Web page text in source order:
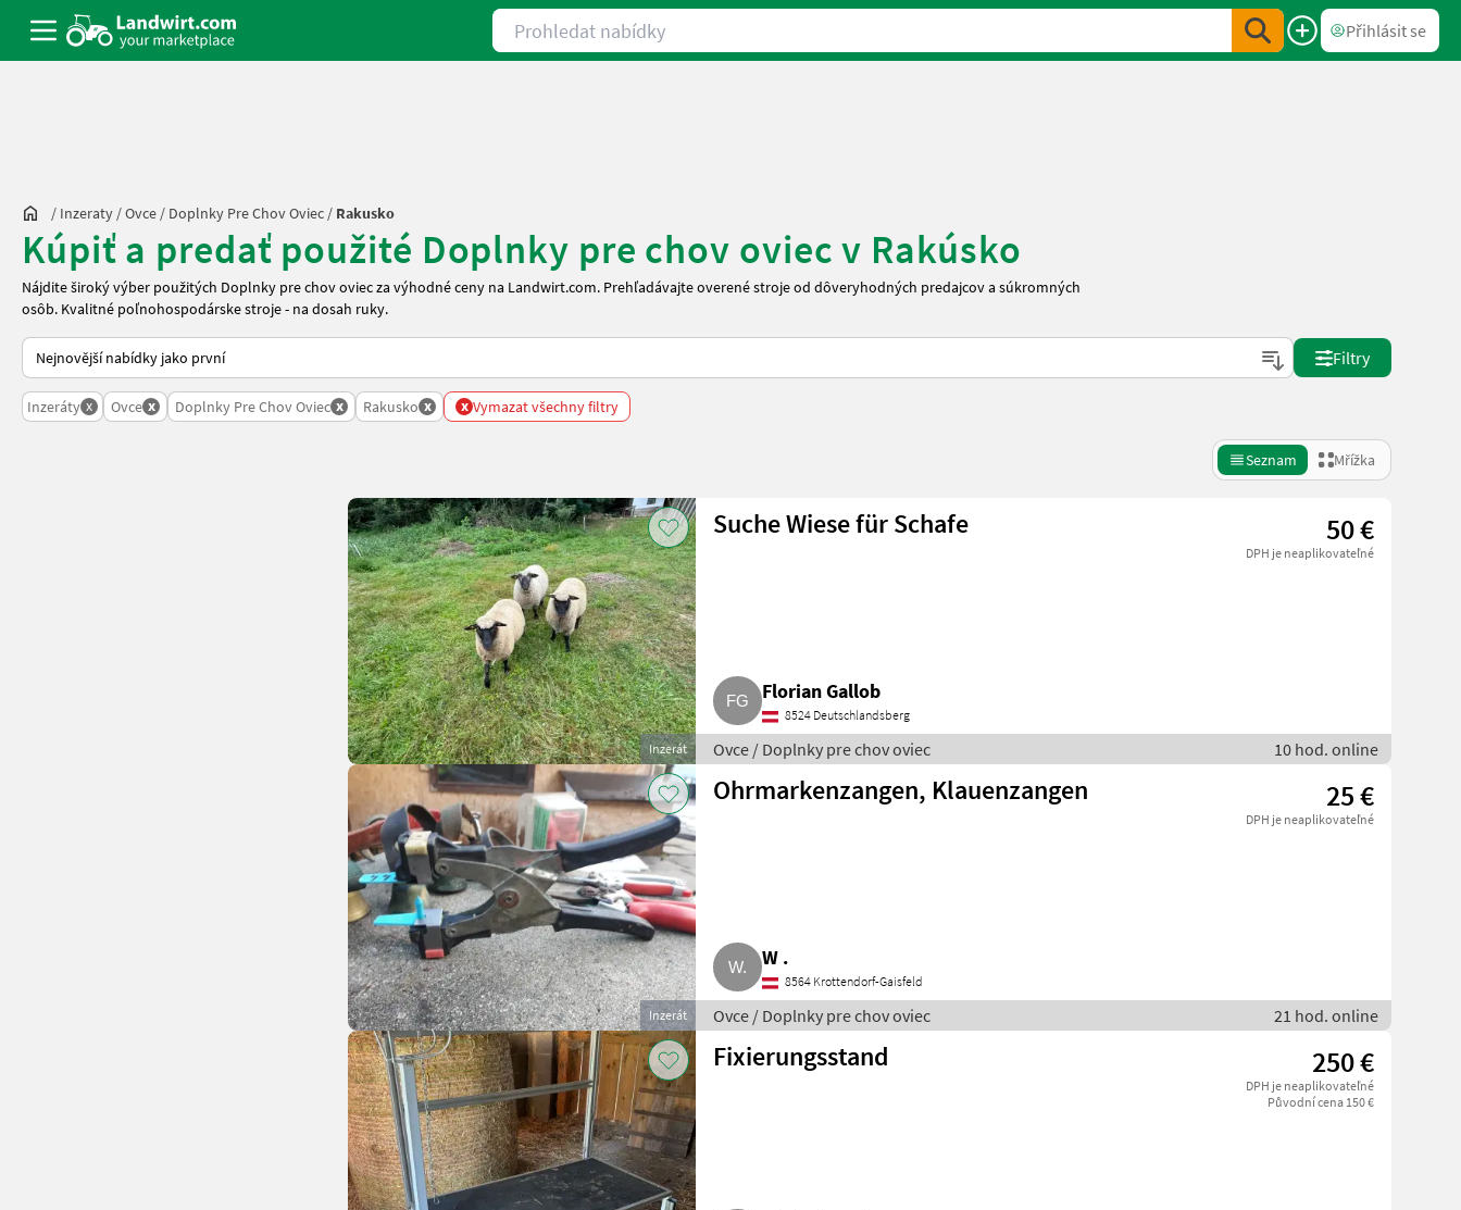
Prohledat nabídky
Přihlásit se
/ Inzeraty /Ovce / Doplnky Pre Chov Oviec / Rakusko
Kúpiť a predať použité Doplnky pre chov oviec v Rakúsko
Nájdite široký výber použitých Doplnky pre chov oviec za výhodné ceny na Landwirt.com. Prehľadávajte overené stroje od dôveryhodných predajcov a súkromných
osôb. Kvalitné poľnohospodárske stroje - na dosah ruky.
Takto se řadí nabídky na Landwirt.com
Filtry
Inzeráty x Ovce x Doplnky Pre Chov Oviec x Rakusko x x Vymazat všechny filtry
Seznam Mřížka
Inzerát
Suche Wiese für Schafe 50 €
DPH je neaplikovateľné
Florian Gallob
8524 Deutschlandsberg
Ovce / Doplnky pre chov oviec 10 hod. online
Inzerát
Ohrmarkenzangen, Klauenzangen 25 €
DPH je neaplikovateľné
W .
8564 Krottendorf-Gaisfeld
Ovce / Doplnky pre chov oviec 21 hod. online
Fixierungsstand 250 €
DPH je neaplikovateľné
Původní cena 150 €